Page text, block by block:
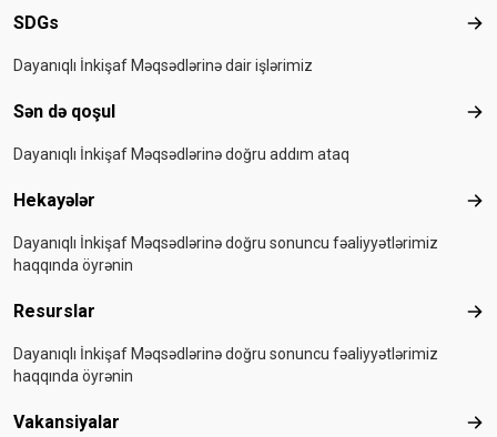
SDGs
Dayanıqlı İnkişaf Məqsədlərinə dair işlərimiz
Sən də qoşul
Dayanıqlı İnkişaf Məqsədlərinə doğru addım ataq
Hekayələr
Dayanıqlı İnkişaf Məqsədlərinə doğru sonuncu fəaliyyətlərimiz
haqqında öyrənin
Resurslar
Dayanıqlı İnkişaf Məqsədlərinə doğru sonuncu fəaliyyətlərimiz
haqqında öyrənin
Vakansiyalar